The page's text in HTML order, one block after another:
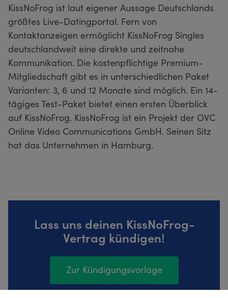
KissNoFrog ist laut eigener Aussage Deutschlands
größtes Live-Datingportal. Fern von
Kontaktanzeigen ermöglicht KissNoFrog Singles
deutschlandweit eine direkte und zeitnahe
Kommunikation. Die kostenpflichtige Premium-
Mitgliedschaft gibt es in unterschiedlichen Paket
Varianten: 3, 6 und 12 Monate sind möglich. Ein 14-
tägiges Test-Paket bietet einen ersten Überblick
auf KissNoFrog. KissNoFrog ist ein Projekt der OVC
Online Video Communications GmbH. Seinen Sitz
hat das Unternehmen in Hamburg.
Lass uns deinen KissNoFrog-
Vertrag kündigen!
Zur Kündigungsvorlage